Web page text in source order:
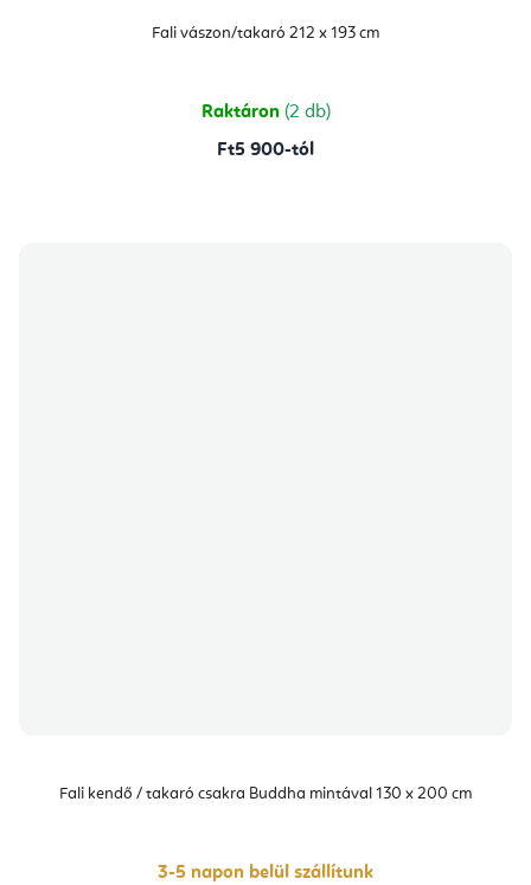
Fali vászon/takaró 212 x 193 cm
Raktáron (2 db)
Ft5 900-tól
Fali kendő / takaró csakra Buddha mintával 130 x 200 cm
3-5 napon belül szállítunk